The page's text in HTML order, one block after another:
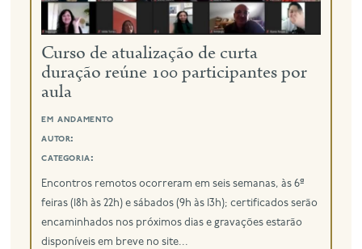
eng
Curso de atualização de curta
duração reúne 100 participantes por
aula
em andamento
autor:
categoria:
Encontros remotos ocorreram em seis semanas, às 6ª
feiras (18h às 22h) e sábados (9h às 13h); certificados serão
encaminhados nos próximos dias e gravações estarão
disponíveis em breve no site...